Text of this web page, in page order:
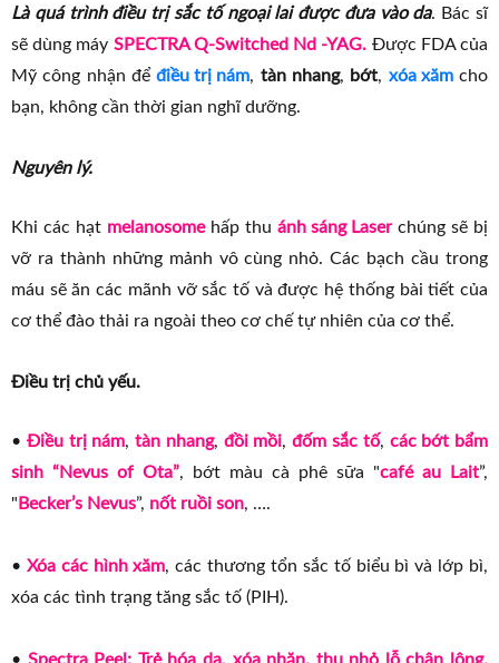
Là quá trình điều trị sắc tố ngoại lai được đưa vào da. Bác sĩ
sẽ dùng máy SPECTRA Q-Switched Nd -YAG. Được FDA của
Mỹ công nhận đểđiều trị nám, tàn nhang, bớt, xóa xămcho
bạn, không cần thời gian nghĩ dưỡng.
Nguyên lý.
Khi các hạt melanosomehấp thu ánh sáng Laserchúng sẽ bị
vỡ ra thành những mảnh vô cùng nhỏ. Các bạch cầu trong
máu sẽ ăn các mãnh vỡ sắc tố và được hệ thống bài tiết của
cơ thể đào thải ra ngoài theo cơ chế tự nhiên của cơ thể.
Điều trị chủ yếu.
• Điều trị nám,tàn nhang, đồi mồi,đốm sắc tố, các bớt bẩm
sinh “Nevus of Ota”, bớt màu cà phê sữa "café au Lait”,
" Becker’s Nevus”, nốt ruồi son, ….
• Xóa các hình xăm, các thương tổn sắc tố biểu bì và lớp bì,
xóa các tình trạng tăng sắc tố (PIH).